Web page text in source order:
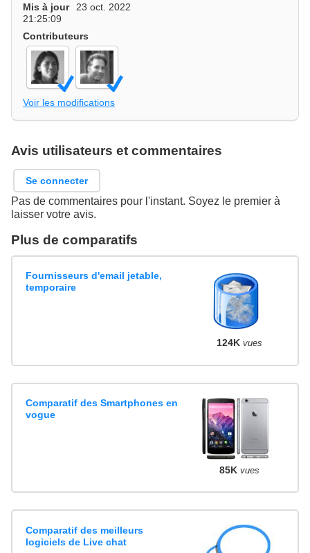
Mis à jour
23 oct. 2022
21:25:09
Contributeurs
Voir les modifications
Avis utilisateurs et commentaires
Se connecter
Pas de commentaires pour l'instant. Soyez le premier à
laisser votre avis.
Plus de comparatifs
Fournisseurs d'email jetable,
temporaire
124K vues
Comparatif des Smartphones en
vogue
85K vues
Comparatif des meilleurs
logiciels de Live chat